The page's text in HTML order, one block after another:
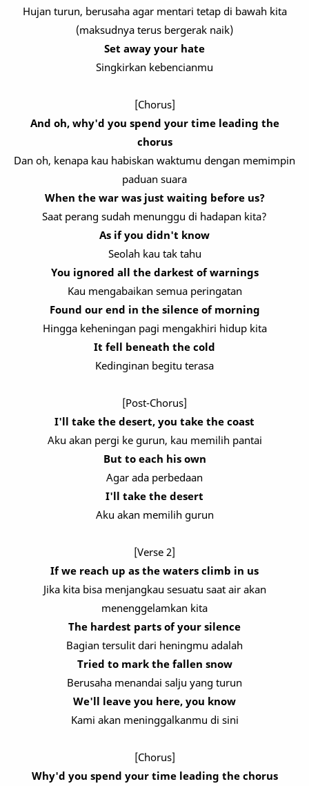
Hujan turun, berusaha agar mentari tetap di bawah kita
(maksudnya terus bergerak naik)
Set away your hate
Singkirkan kebencianmu
[Chorus]
And oh, why'd you spend your time leading the
chorus
Dan oh, kenapa kau habiskan waktumu dengan memimpin
paduan suara
When the war was just waiting before us?
Saat perang sudah menunggu di hadapan kita?
As if you didn't know
Seolah kau tak tahu
You ignored all the darkest of warnings
Kau mengabaikan semua peringatan
Found our end in the silence of morning
Hingga keheningan pagi mengakhiri hidup kita
It fell beneath the cold
Kedinginan begitu terasa
[Post-Chorus]
I'll take the desert, you take the coast
Aku akan pergi ke gurun, kau memilih pantai
But to each his own
Agar ada perbedaan
I'll take the desert
Aku akan memilih gurun
[Verse 2]
If we reach up as the waters climb in us
Jika kita bisa menjangkau sesuatu saat air akan
menenggelamkan kita
The hardest parts of your silence
Bagian tersulit dari heningmu adalah
Tried to mark the fallen snow
Berusaha menandai salju yang turun
We'll leave you here, you know
Kami akan meninggalkanmu di sini
[Chorus]
Why'd you spend your time leading the chorus